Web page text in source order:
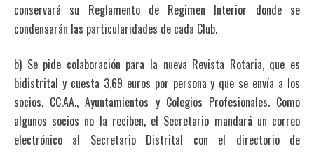
conservará su Reglamento de Regimen Interior donde se
condensarán las particularidades de cada Club.
b) Se pide colaboración para la nueva Revista Rotaria, que es
bidistrital y cuesta 3,69 euros por persona y que se envía a los
socios, CC.AA., Ayuntamientos y Colegios Profesionales. Como
algunos socios no la reciben, el Secretario mandará un correo
electrónico al Secretario Distrital con el directorio de